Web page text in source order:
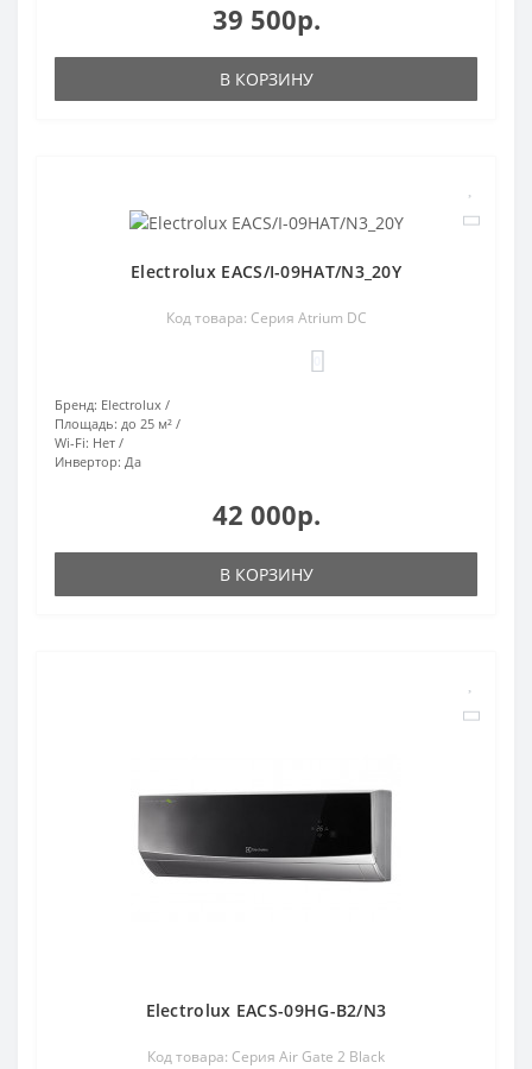
39 500р.
В КОРЗИНУ
Electrolux EACS/I-09HAT/N3_20Y
Код товара: Серия Atrium DC
Бренд: Electrolux
Площадь: до 25 м²
Wi-Fi: Нет
Инвертор: Да
42 000р.
В КОРЗИНУ
Electrolux EACS-09HG-B2/N3
Код товара: Серия Air Gate 2 Black